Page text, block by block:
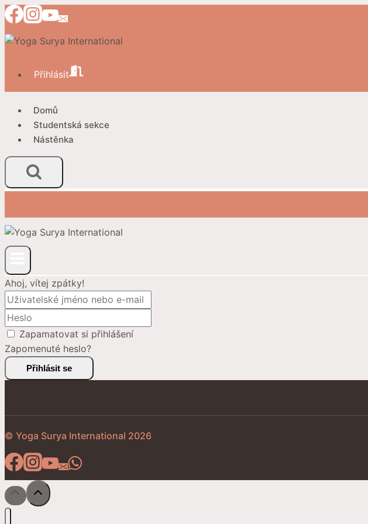
Přeskočit
na
obsah
Přihlásit
Domů
Studentská sekce
Nástěnka
Ahoj, vítej zpátky!
Zapamatovat si přihlášení
Zapomenuté heslo?
Přihlásit se
© Yoga Surya International 2026